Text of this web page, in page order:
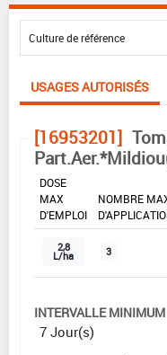
USAGES AUTORISÉS
[16953201]
DOSE
MAX
D'EMPLOI
NOMBRE
2,8
L/ha 3
INTERVALLE
7 Jour(s)